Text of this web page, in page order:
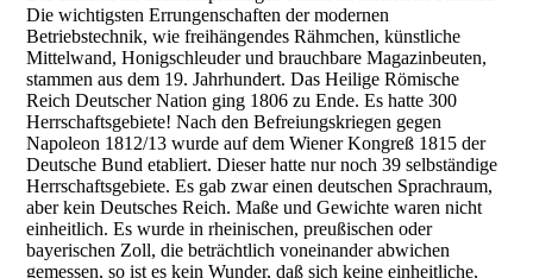
Die wichtigsten Errungenschaften der modernen
Betriebstechnik, wie freihängendes Rähmchen, künstliche
Mittelwand, Honigschleuder und brauchbare Magazinbeuten,
stammen aus dem 19. Jahrhundert. Das Heilige Römische
Reich Deutscher Nation ging 1806 zu Ende. Es hatte 300
Herrschaftsgebiete! Nach den Befreiungskriegen gegen
Napoleon 1812/13 wurde auf dem Wiener Kongreß 1815 der
Deutsche Bund etabliert. Dieser hatte nur noch 39 selbständige
Herrschaftsgebiete. Es gab zwar einen deutschen Sprachraum,
aber kein Deutsches Reich. Maße und Gewichte waren nicht
einheitlich. Es wurde in rheinischen, preußischen oder
bayerischen Zoll, die beträchtlich voneinander abwichen
gemessen, so ist es kein Wunder, daß sich keine einheitliche,